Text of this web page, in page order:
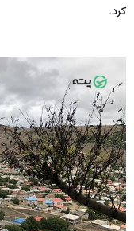
کرد.